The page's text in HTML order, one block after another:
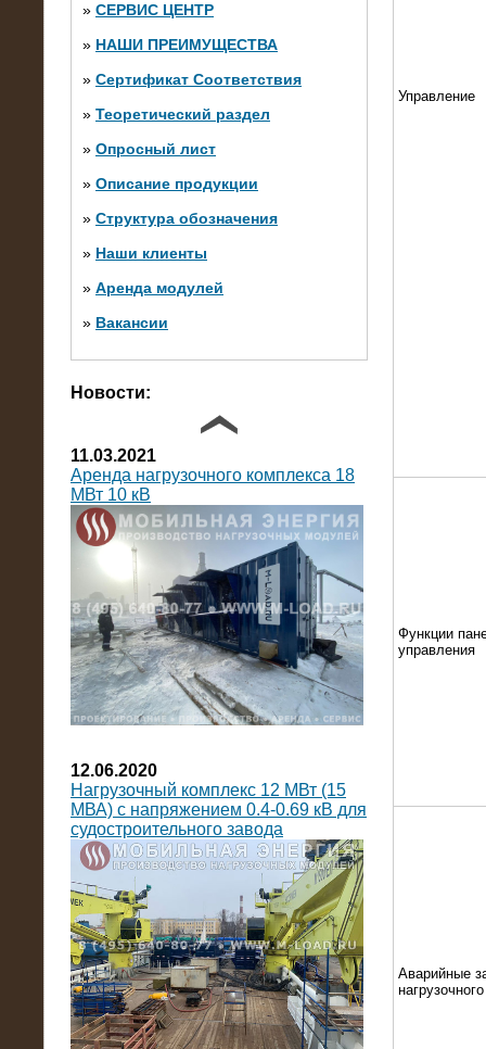
» СЕРВИС ЦЕНТР
» НАШИ ПРЕИМУЩЕСТВА
» Сертификат Соответствия
» Теоретический раздел
» Опросный лист
» Описание продукции
» Структура обозначения
» Наши клиенты
» Аренда модулей
» Вакансии
Новости:
10.10.2014
Нагрузочный комплекс 20 МВт в 2
яруса (напряжение 6-10 кВ)
11.03.2021
Аренда нагрузочного комплекса 18
МВт 10 кВ
12.06.2020
Нагрузочный комплекс 12 МВт (15
МВА) с напряжением 0.4-0.69 кВ для
судостроительного завода
Управление
Функции
управления
Аварийные